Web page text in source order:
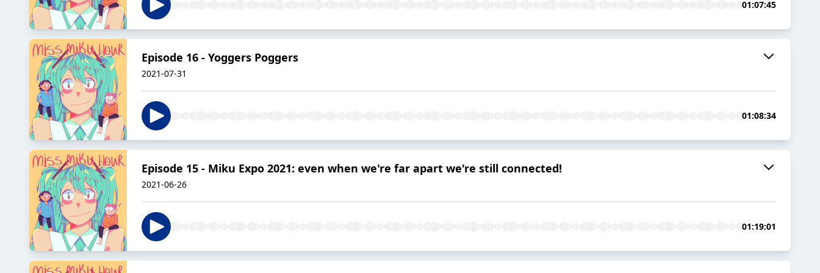
01:07:45
Episode 16 - Yoggers Poggers
2021-07-31
01:08:34
Episode 15 - Miku Expo 2021: even when we're far apart we're still connected!
2021-06-26
01:19:01